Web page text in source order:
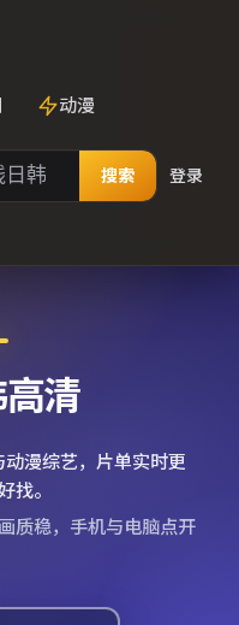
动漫
搜索 登录
清
漫综艺，片单实时更
找。
质稳，手机与电脑点开